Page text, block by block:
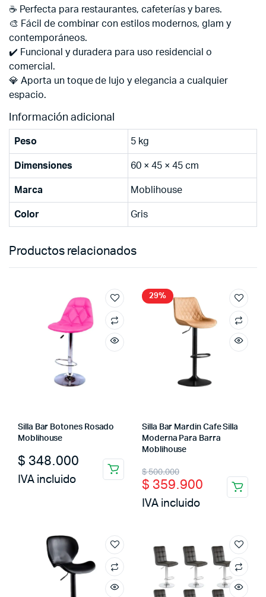
☕ Perfecta para restaurantes, cafeterías y bares.
🎨 Fácil de combinar con estilos modernos, glam y
contemporáneos.
✔️ Funcional y duradera para uso residencial o
comercial.
💎 Aporta un toque de lujo y elegancia a cualquier
espacio.
Información adicional
Peso 5 kg
Dimensiones 60 × 45 × 45 cm
Marca Moblihouse
Color Gris
Productos relacionados
Silla Bar Botones Rosado
Moblihouse
$ 348.000
IVA incluido
29%
Silla Bar Mardin Cafe Silla
Moderna Para Barra
Moblihouse
$500.000
Original
price
was:
$ 359.900
Current
price
is:
IVA incluido